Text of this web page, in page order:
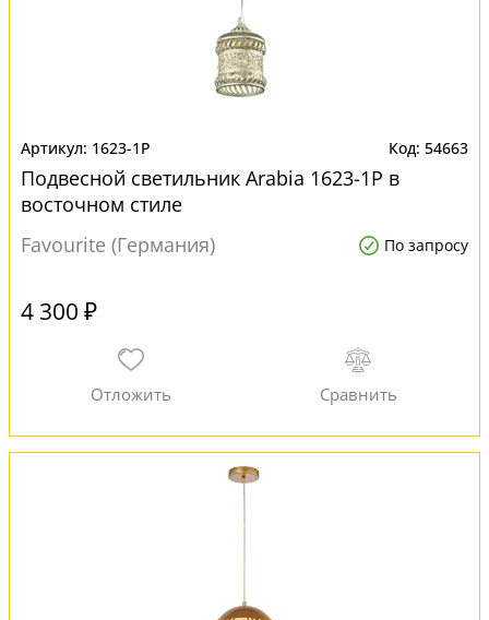
1623-1P 54663
Подвесной светильник Arabia 1623-1P в
восточном стиле
Favourite (Германия)
По запросу
4 300 ₽